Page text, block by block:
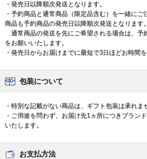
・発売日以降順次発送となります。
・予約商品と通常商品（限定品含む）を一緒にご
商品も予約商品の発売日以降順次発送となります。
通常商品の発送を先にご希望される場合は、予
をお願いいたします。
・発売日からお届けまでに最短で3日ほどお時間
包装について
・特別な記載がない商品は、ギフト包装は承れま
・ご用途を問わず、お届け先1ヵ所につきブラン
いたします。
お支払方法